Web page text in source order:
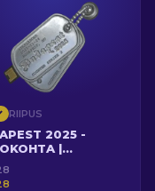
RIIPUS
2025 -
|
FROZEN